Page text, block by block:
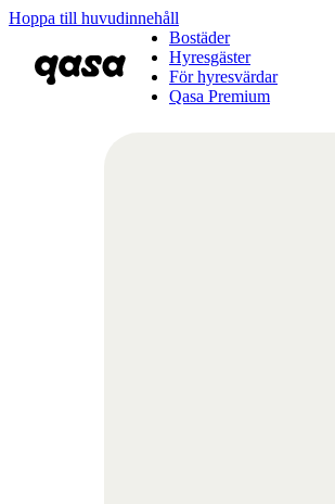
Hoppa till huvudinnehåll
Bostäder
Hyresgäster
För hyresvärdar
Qasa Premium